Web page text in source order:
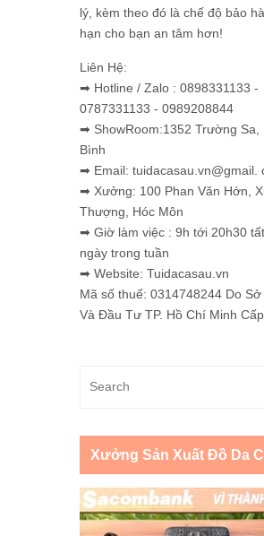
lý, kèm theo đó là chế độ bảo
hạn cho bạn an tâm hơn!
Liên Hệ:
➡ Hotline / Zalo : 0898331133 -
0787331133 - 0989208844
➡ ShowRoom:1352 Trường Sa,
Bình
➡ Email: tuidacasau.vn@gmail.
➡ Xưởng: 100 Phan Văn Hớn,
Thượng, Hóc Môn
➡ Giờ làm việc : 9h tới 20h30
ngày trong tuần
➡ Website: Tuidacasau.vn
Mã số thuế: 0314748244 Do Sở
Và Đầu Tư TP. Hồ Chí Minh Cấp
Xưởng Sản Xuất Đồ Da